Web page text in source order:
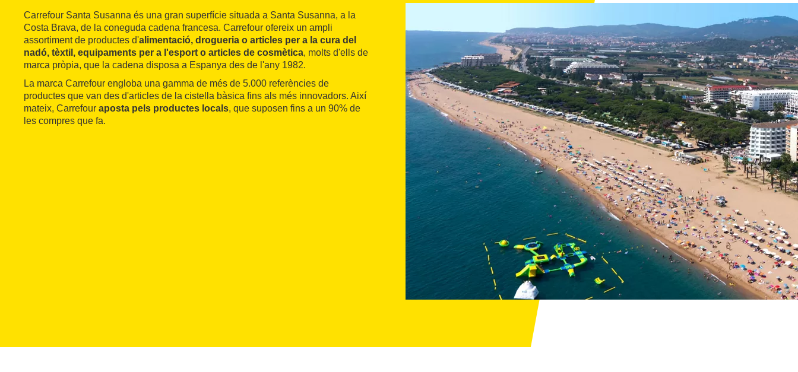
Carrefour Santa Susanna és una gran superfície situada a Santa Susanna, a la
Costa Brava, de la coneguda cadena francesa. Carrefour ofereix un ampli
assortiment de productes d'alimentació, drogueria o articles per a la cura del
nadó, tèxtil, equipaments per a l'esport o articles de cosmètica, molts d'ells de
marca pròpia, que la cadena disposa a Espanya des de l'any 1982.
La marca Carrefour engloba una gamma de més de 5.000 referències de
productes que van des d'articles de la cistella bàsica fins als més innovadors. Així
mateix, Carrefour aposta pels productes locals, que suposen fins a un 90% de
les compres que fa.